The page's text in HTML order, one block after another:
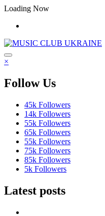
Перейти
контенту
Loading Now
×
Follow Us
45k Followers
14k Followers
55k Followers
65k Followers
55k Followers
75k Followers
85k Followers
5k Followers
Latest posts